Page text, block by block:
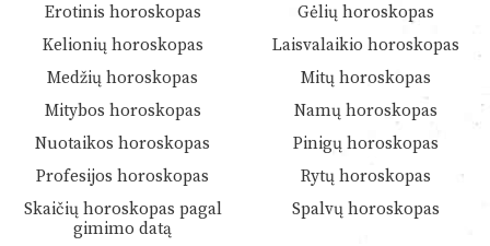
Erotinis horoskopas
Gėlių horoskopas
Kelionių horoskopas
Laisvalaikio horoskopas
Medžių horoskopas
Mitų horoskopas
Mitybos horoskopas
Namų horoskopas
Nuotaikos horoskopas
Pinigų horoskopas
Profesijos horoskopas
Rytų horoskopas
Skaičių horoskopas pagal
gimimo datą
Spalvų horoskopas